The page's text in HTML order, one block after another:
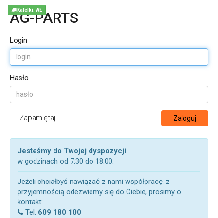
AG-PARTS
Login
Hasło
Zapamiętaj Zaloguj
Jesteśmy do Twojej dyspozycji
w godzinach od 7:30 do 18:00.
Jeżeli chciałbyś nawiązać z nami współpracę, z
przyjemnością odezwiemy się do Ciebie, prosimy o
kontakt:
Tel. 609 180 100
Kafelki: WŁ